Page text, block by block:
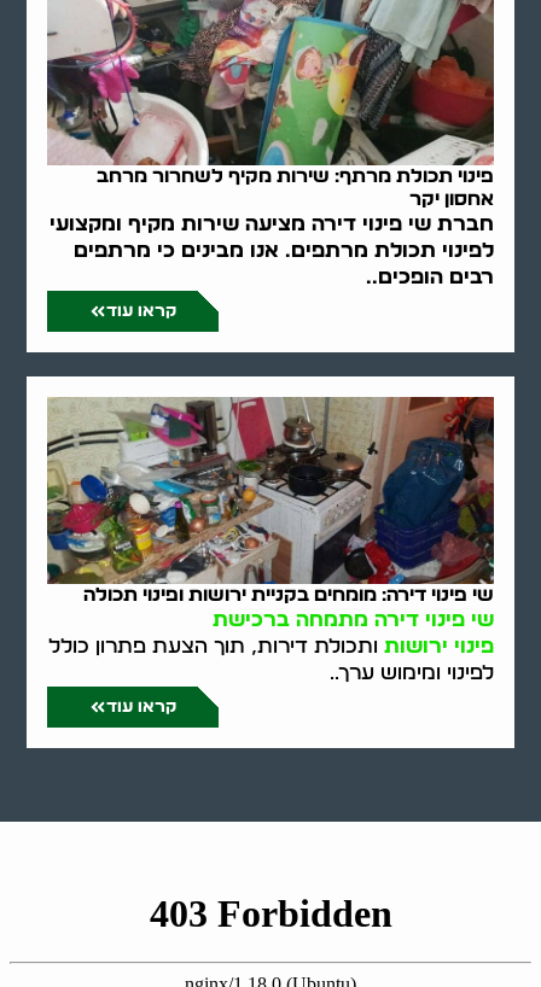
פינוי תכולת מרתף: שירות מקיף לשחרור מרחב
אחסון יקר
חברת שי פינוי דירה מציעה שירות מקיף ומקצועי
לפינוי תכולת מרתפים. אנו מבינים כי מרתפים
רבים הופכים..
קראו עוד
שי פינוי דירה: מומחים בקניית ירושות ופינוי תכולה
שי פינוי דירה מתמחה ברכישת
פינוי ירושות ותכולת דירות, תוך הצעת פתרון כולל
לפינוי ומימוש ערך..
קראו עוד